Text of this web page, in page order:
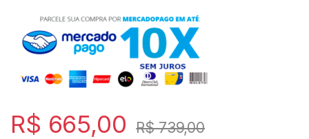
R$ 665,00 R$739,00